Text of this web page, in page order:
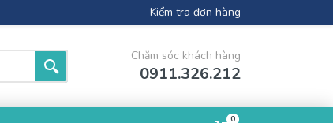
Kiểm tra đơn hàng
Chăm sóc khách hàng
0911.326.212
0